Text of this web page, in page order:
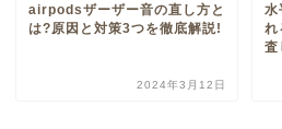
airpodsザーザー音の直し方と
は?原因と対策3つを徹底解説!
2024年3月12日
水
れ
査